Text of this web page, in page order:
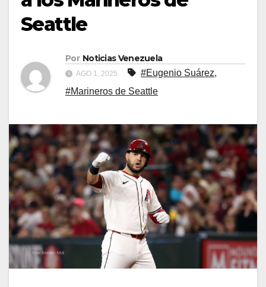
Seattle
Por Noticias Venezuela
AGO 1, 2025 #Eugenio Suárez,
#Marineros de Seattle